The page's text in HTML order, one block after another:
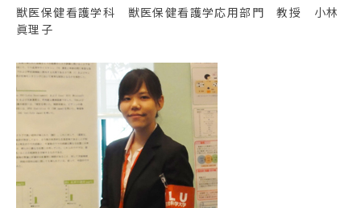
獣医保健看護学科 獣医保健看護学応用部門 教授 小林
眞理子